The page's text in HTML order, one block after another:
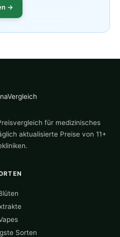
→
für medizinisches
aktualisierte Preise von 11+
Sorten